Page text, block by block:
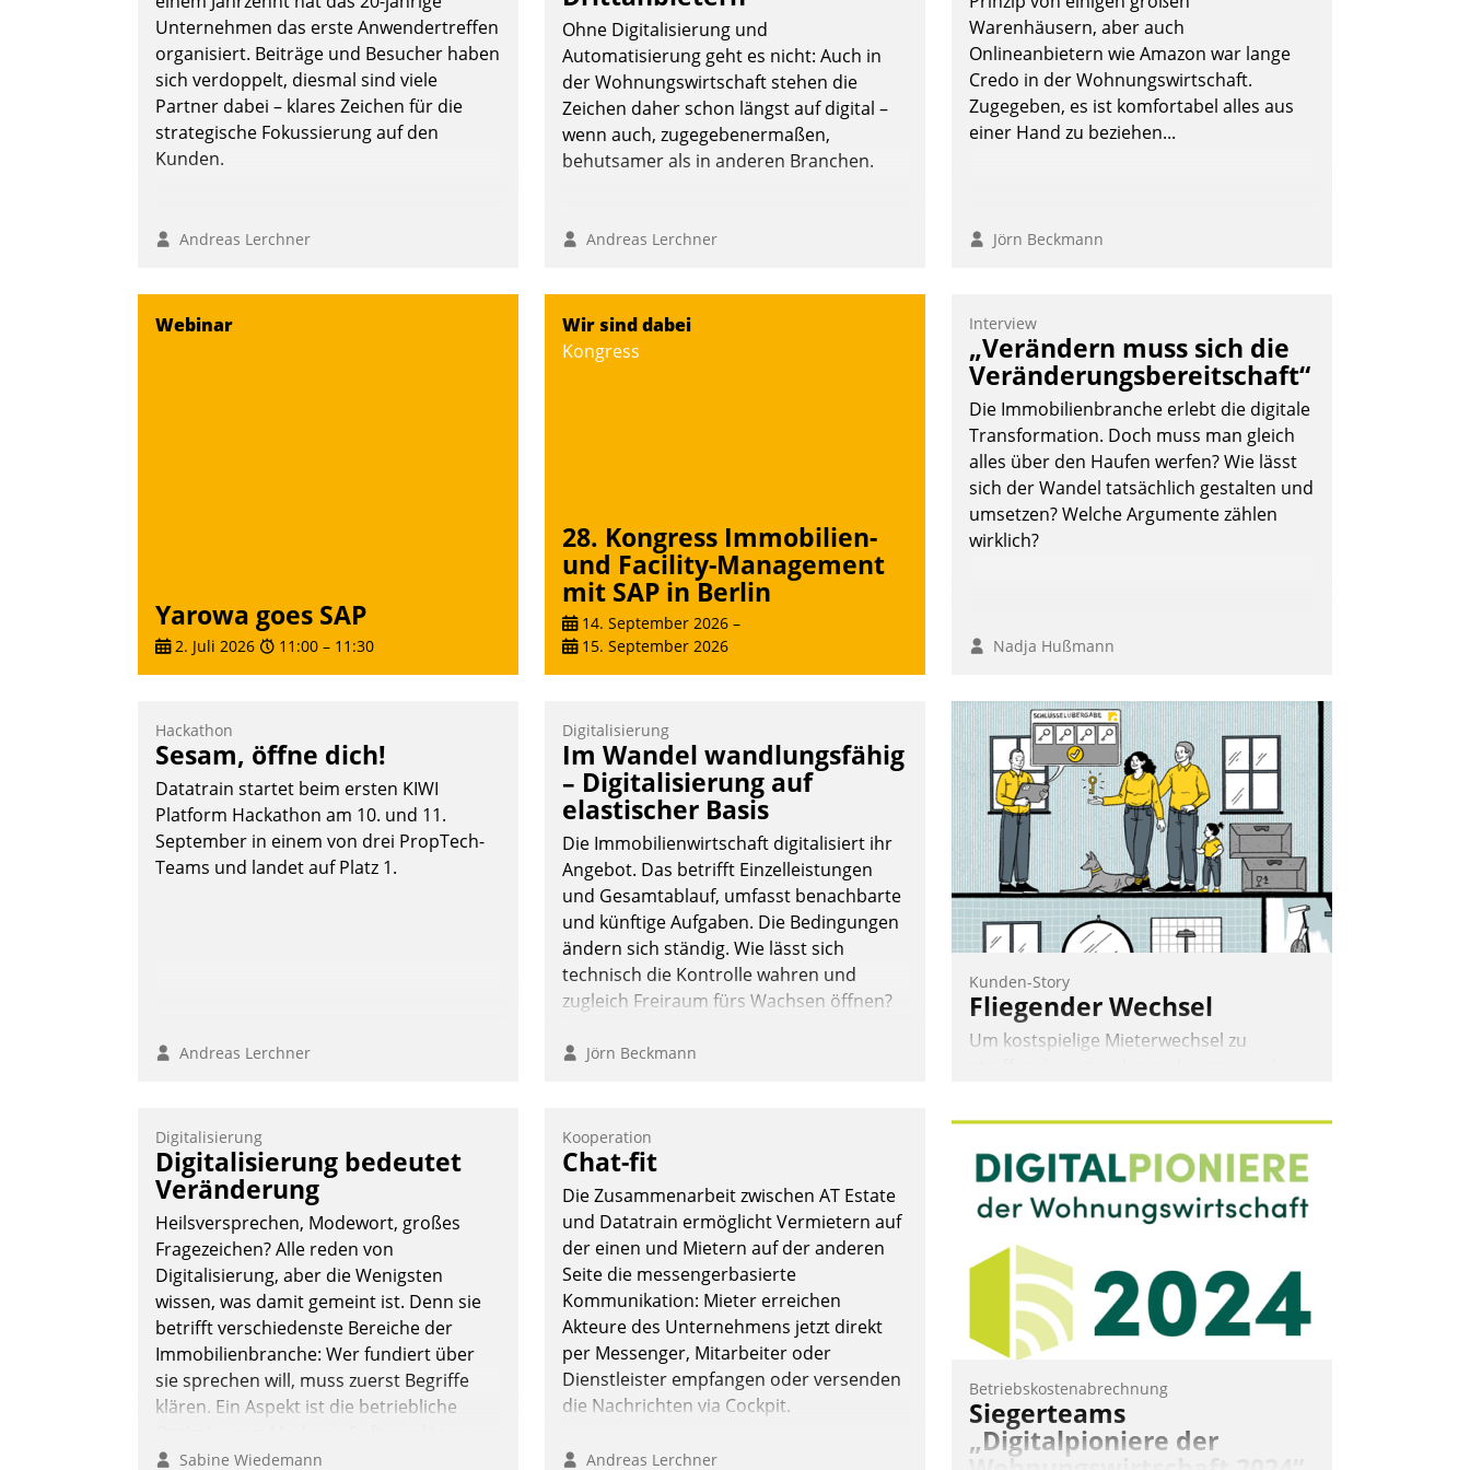
Kommunikationswege bei den
Empfängern ein.
Nadja Hußmann Andreas Lerchner
Unternehmen das erste Anwendertreffen
organisiert. Beiträge und Besucher haben
sich verdoppelt, diesmal sind viele
Partner dabei – klares Zeichen für die
strategische Fokussierung auf den
Kunden.
Andreas Lerchner
Ohne Digitalisierung und
Automatisierung geht es nicht: Auch in
der Wohnungswirtschaft stehen die
Zeichen daher schon längst auf digital –
wenn auch, zugegebenermaßen,
behutsamer als in anderen Branchen.
Andreas Lerchner
Warenhäusern, aber auch
Onlineanbietern wie Amazon war lange
Credo in der Wohnungswirtschaft.
Zugegeben, es ist komfortabel alles aus
einer Hand zu beziehen...
Jörn Beckmann
Webinar
Yarowa goes SAP
2. Juli 2026 11:00 – 11:30
Wir sind dabei
Kongress
28. Kongress Immobilien-
und Facility-Management
mit SAP in Berlin
14. September 2026 –
15. September 2026
Interview
„Verändern muss sich die
Veränderungsbereitschaft“
Die Immobilienbranche erlebt die digitale
Transformation. Doch muss man gleich
alles über den Haufen werfen? Wie lässt
sich der Wandel tatsächlich gestalten und
umsetzen? Welche Argumente zählen
wirklich?
Nadja Hußmann
Hackathon
Sesam, öffne dich!
Datatrain startet beim ersten KIWI
Platform Hackathon am 10. und 11.
September in einem von drei PropTech-
Teams und landet auf Platz 1.
Andreas Lerchner
Digitalisierung
Im Wandel wandlungsfähig
– Digitalisierung auf
elastischer Basis
Die Immobilienwirtschaft digitalisiert ihr
Angebot. Das betrifft Einzelleistungen
und Gesamtablauf, umfasst benachbarte
und künftige Aufgaben. Die Bedingungen
ändern sich ständig. Wie lässt sich
technisch die Kontrolle wahren und
zugleich Freiraum fürs Wachsen öffnen?
Jörn Beckmann
Kunden-Story
Fliegender Wechsel
Um kostspielige Mieterwechsel zu
vernetzen, nutzt die Berliner Gewobag
und Eingriff bietende Lösung. Zur
Entwicklung setzte man auf
Cloudtechnologie, bewährte und Startup-
Partner sowie erstmals agile
Projektmethoden.
Nadja Hußmann
Digitalisierung
Digitalisierung bedeutet
Veränderung
Heilsversprechen, Modewort, großes
Fragezeichen? Alle reden von
Digitalisierung, aber die Wenigsten
wissen, was damit gemeint ist. Denn sie
betrifft verschiedenste Bereiche der
Immobilienbranche: Wer fundiert über
sie sprechen will, muss zuerst Begriffe
klären. Ein Aspekt ist die betriebliche
ermöglichen große Einsparungen durch
Sabine Wiedemann
Kooperation
Chat-fit
Die Zusammenarbeit zwischen AT Estate
und Datatrain ermöglicht Vermietern auf
der einen und Mietern auf der anderen
Seite die messengerbasierte
Kommunikation: Mieter erreichen
Akteure des Unternehmens jetzt direkt
per Messenger, Mitarbeiter oder
Dienstleister empfangen oder versenden
die Nachrichten via Cockpit.
Andreas Lerchner
Betriebskostenabrechnung
Siegerteams
„Digitalpioniere der